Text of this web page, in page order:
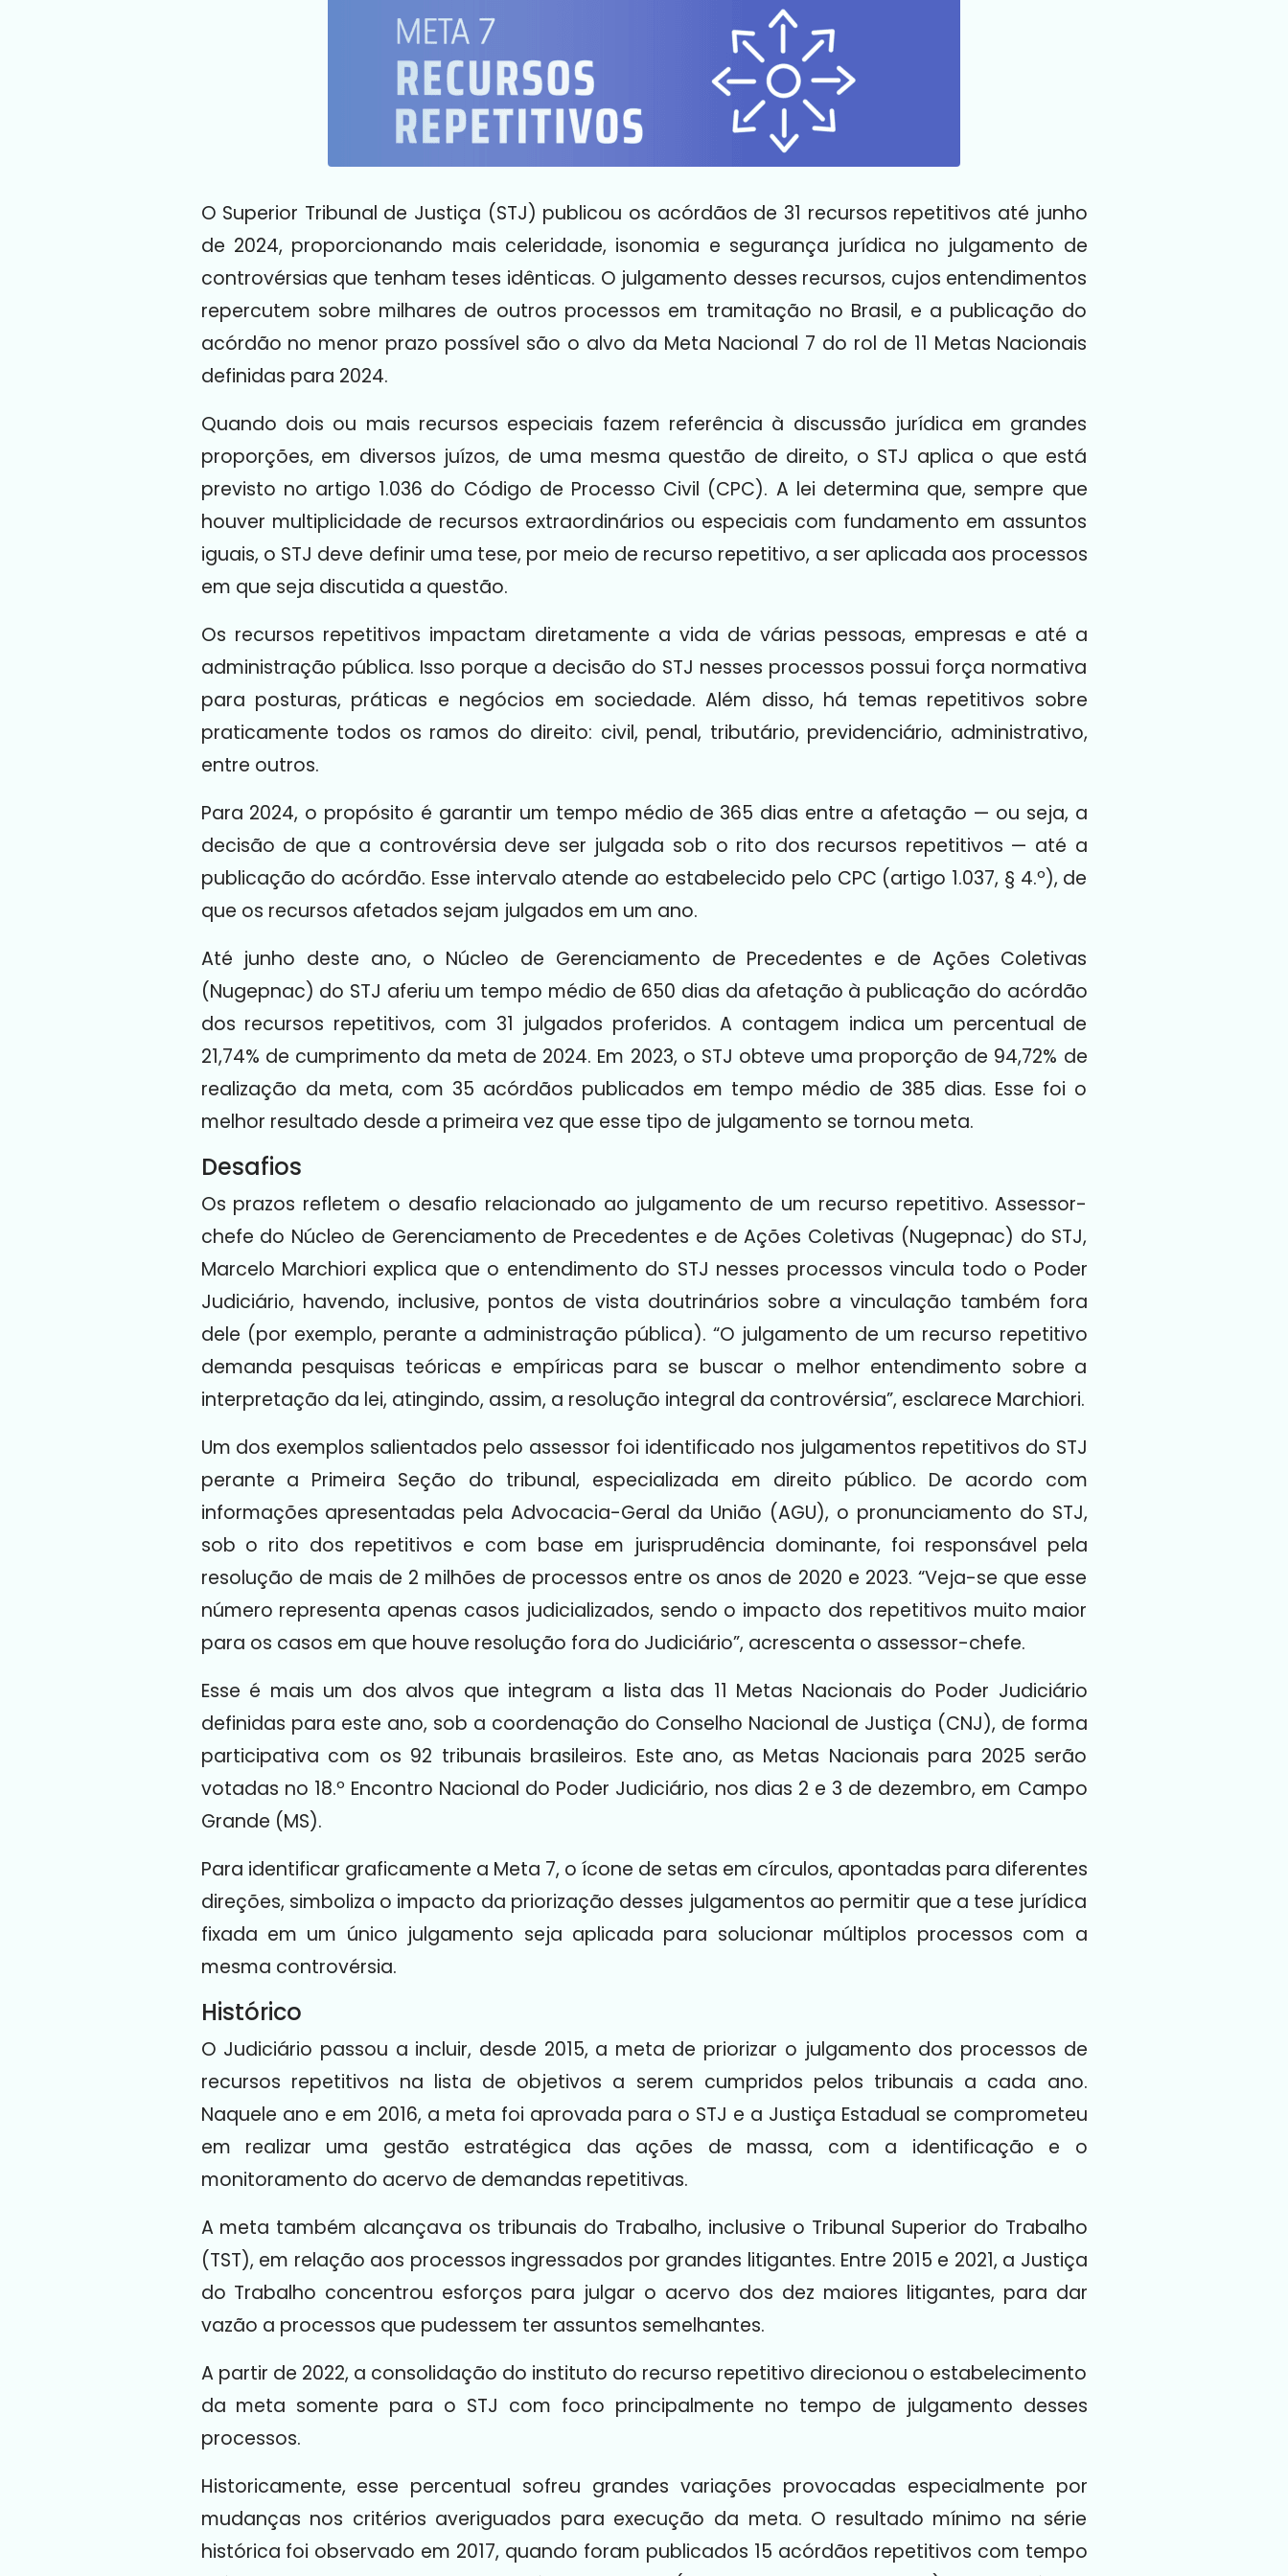
O Superior Tribunal de Justiça (STJ) publicou os acórdãos de 31 recursos repetitivos até junho
de 2024, proporcionando mais celeridade, isonomia e segurança jurídica no julgamento de
controvérsias que tenham teses idênticas. O julgamento desses recursos, cujos entendimentos
repercutem sobre milhares de outros processos em tramitação no Brasil, e a publicação do
acórdão no menor prazo possível são o alvo da Meta Nacional 7 do rol de 11 Metas Nacionais
definidas para 2024.
Quando dois ou mais recursos especiais fazem referência à discussão jurídica em grandes
proporções, em diversos juízos, de uma mesma questão de direito, o STJ aplica o que está
previsto no artigo 1.036 do Código de Processo Civil (CPC). A lei determina que, sempre que
houver multiplicidade de recursos extraordinários ou especiais com fundamento em assuntos
iguais, o STJ deve definir uma tese, por meio de recurso repetitivo, a ser aplicada aos processos
em que seja discutida a questão.
Os recursos repetitivos impactam diretamente a vida de várias pessoas, empresas e até a
administração pública. Isso porque a decisão do STJ nesses processos possui força normativa
para posturas, práticas e negócios em sociedade. Além disso, há temas repetitivos sobre
praticamente todos os ramos do direito: civil, penal, tributário, previdenciário, administrativo,
entre outros.
Para 2024, o propósito é garantir um tempo médio de 365 dias entre a afetação — ou seja, a
decisão de que a controvérsia deve ser julgada sob o rito dos recursos repetitivos — até a
publicação do acórdão. Esse intervalo atende ao estabelecido pelo CPC (artigo 1.037, § 4.º), de
que os recursos afetados sejam julgados em um ano.
Até junho deste ano, o Núcleo de Gerenciamento de Precedentes e de Ações Coletivas
(Nugepnac) do STJ aferiu um tempo médio de 650 dias da afetação à publicação do acórdão
dos recursos repetitivos, com 31 julgados proferidos. A contagem indica um percentual de
21,74% de cumprimento da meta de 2024. Em 2023, o STJ obteve uma proporção de 94,72% de
realização da meta, com 35 acórdãos publicados em tempo médio de 385 dias. Esse foi o
melhor resultado desde a primeira vez que esse tipo de julgamento se tornou meta.
Desafios
Os prazos refletem o desafio relacionado ao julgamento de um recurso repetitivo. Assessor-
chefe do Núcleo de Gerenciamento de Precedentes e de Ações Coletivas (Nugepnac) do STJ,
Marcelo Marchiori explica que o entendimento do STJ nesses processos vincula todo o Poder
Judiciário, havendo, inclusive, pontos de vista doutrinários sobre a vinculação também fora
dele (por exemplo, perante a administração pública). “O julgamento de um recurso repetitivo
demanda pesquisas teóricas e empíricas para se buscar o melhor entendimento sobre a
interpretação da lei, atingindo, assim, a resolução integral da controvérsia”, esclarece Marchiori.
Um dos exemplos salientados pelo assessor foi identificado nos julgamentos repetitivos do STJ
perante a Primeira Seção do tribunal, especializada em direito público. De acordo com
informações apresentadas pela Advocacia-Geral da União (AGU), o pronunciamento do STJ,
sob o rito dos repetitivos e com base em jurisprudência dominante, foi responsável pela
resolução de mais de 2 milhões de processos entre os anos de 2020 e 2023. “Veja-se que esse
número representa apenas casos judicializados, sendo o impacto dos repetitivos muito maior
para os casos em que houve resolução fora do Judiciário”, acrescenta o assessor-chefe.
Esse é mais um dos alvos que integram a lista das 11 Metas Nacionais do Poder Judiciário
definidas para este ano, sob a coordenação do Conselho Nacional de Justiça (CNJ), de forma
participativa com os 92 tribunais brasileiros. Este ano, as Metas Nacionais para 2025 serão
votadas no 18.º Encontro Nacional do Poder Judiciário, nos dias 2 e 3 de dezembro, em Campo
Grande (MS).
Para identificar graficamente a Meta 7, o ícone de setas em círculos, apontadas para diferentes
direções, simboliza o impacto da priorização desses julgamentos ao permitir que a tese jurídica
fixada em um único julgamento seja aplicada para solucionar múltiplos processos com a
mesma controvérsia.
Histórico
O Judiciário passou a incluir, desde 2015, a meta de priorizar o julgamento dos processos de
recursos repetitivos na lista de objetivos a serem cumpridos pelos tribunais a cada ano.
Naquele ano e em 2016, a meta foi aprovada para o STJ e a Justiça Estadual se comprometeu
em realizar uma gestão estratégica das ações de massa, com a identificação e o
monitoramento do acervo de demandas repetitivas.
A meta também alcançava os tribunais do Trabalho, inclusive o Tribunal Superior do Trabalho
(TST), em relação aos processos ingressados por grandes litigantes. Entre 2015 e 2021, a Justiça
do Trabalho concentrou esforços para julgar o acervo dos dez maiores litigantes, para dar
vazão a processos que pudessem ter assuntos semelhantes.
A partir de 2022, a consolidação do instituto do recurso repetitivo direcionou o estabelecimento
da meta somente para o STJ com foco principalmente no tempo de julgamento desses
processos.
Historicamente, esse percentual sofreu grandes variações provocadas especialmente por
mudanças nos critérios averiguados para execução da meta. O resultado mínimo na série
histórica foi observado em 2017, quando foram publicados 15 acórdãos repetitivos com tempo